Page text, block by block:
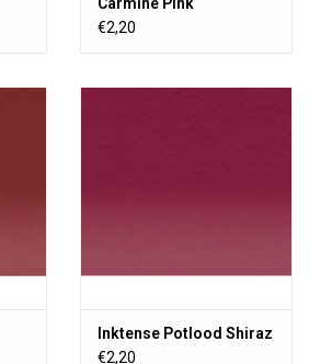
€2,20
Inktense Potlood Shiraz
€2,20